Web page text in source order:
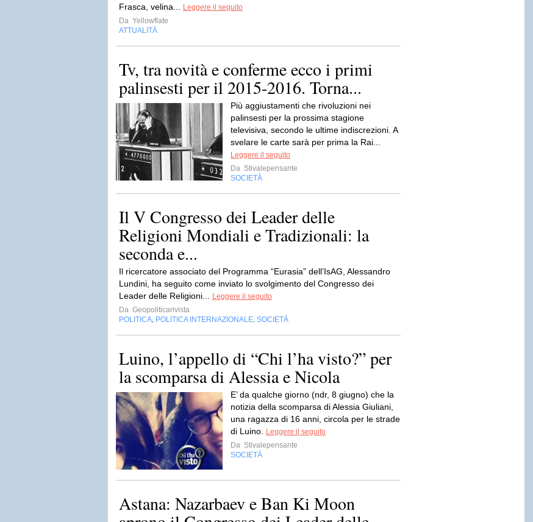
Frasca, velina...
Leggere il seguito
Da Yellowflate
ATTUALITÀ
Tv, tra novità e conferme ecco i primi
palinsesti per il 2015-2016. Torna...
Più aggiustamenti che rivoluzioni nei
palinsesti per la prossima stagione
televisiva, secondo le ultime indiscrezioni. A
svelare le carte sarà per prima la Rai...
Leggere il seguito
Da Stivalepensante
SOCIETÀ
Il V Congresso dei Leader delle
Religioni Mondiali e Tradizionali: la
seconda e...
Il ricercatore associato del Programma “Eurasia” dell’IsAG, Alessandro
Lundini, ha seguito come inviato lo svolgimento del Congresso dei
Leader delle Religioni...
Leggere il seguito
Da Geopoliticarivista
POLITICA POLITICA INTERNAZIONALE SOCIETÀ
Luino, l’appello di “Chi l’ha visto?” per
la scomparsa di Alessia e Nicola
E’ da qualche giorno (ndr, 8 giugno) che la
notizia della scomparsa di Alessia Giuliani,
una ragazza di 16 anni, circola per le strade
di Luino.
Leggere il seguito
Da Stivalepensante
SOCIETÀ
Astana: Nazarbaev e Ban Ki Moon